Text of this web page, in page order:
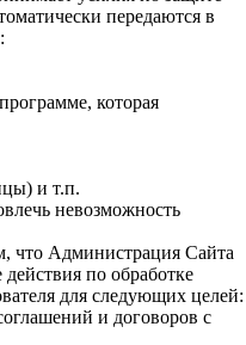
передаются в
которая
и т.п.
невозможность
что Администрация Сайта
по обработке
для следующих целей:
и договоров с